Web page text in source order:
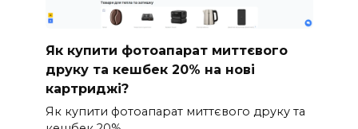
Як купити фотоапарат миттєвого
друку та кешбек 20% на нові
картриджі?
Як купити фотоапарат миттєвого друку та